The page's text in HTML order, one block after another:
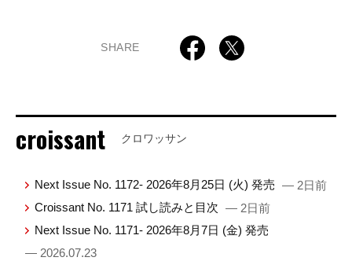
SHARE
croissant クロワッサン
Next Issue No. 1172- 2026年8月25日 (火) 発売 — 2日前
Croissant No. 1171 試し読みと目次 — 2日前
Next Issue No. 1171- 2026年8月7日 (金) 発売
— 2026.07.23